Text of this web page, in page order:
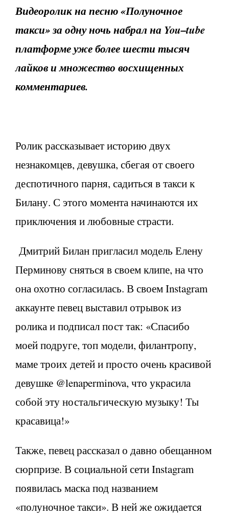
Видеоролик на песню «Полуночное
такси» за одну ночь набрал на You–tube
платформе уже более шести тысяч
лайков и множество восхищенных
комментариев.
Ролик рассказывает историю двух
незнакомцев, девушка, сбегая от своего
деспотичного парня, садиться в такси к
Билану. С этого момента начинаются их
приключения и любовные страсти.
Дмитрий Билан пригласил модель Елену
Перминову сняться в своем клипе, на что
она охотно согласилась. В своем Instagram
аккаунте певец выставил отрывок из
ролика и подписал пост так: «Спасибо
моей подруге, топ модели, филантропу,
маме троих детей и просто очень красивой
девушке @lenaperminova, что украсила
собой эту ностальгическую музыку! Ты
красавица!»
Также, певец рассказал о давно обещанном
сюрпризе. В социальной сети Instagram
появилась маска под названием
«полуночное такси». В ней же ожидается